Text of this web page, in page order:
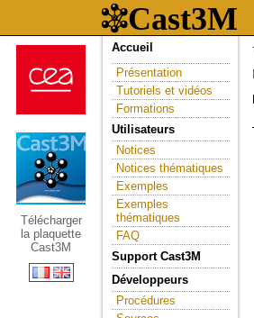
Télécharger
la plaquette
Cast3M
Accueil
Présentation
Tutoriels et vidéos
Formations
Utilisateurs
Notices
Notices thématiques
Exemples
Exemples
thématiques
FAQ
Support Cast3M
Développeurs
Procédures